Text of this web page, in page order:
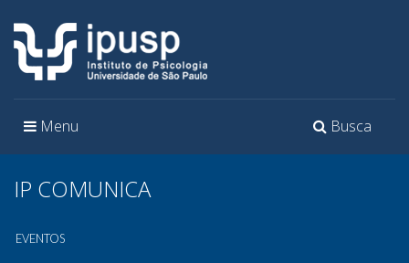
Toggle
Busca
Toggle
Menu
IP COMUNICA
EVENTOS